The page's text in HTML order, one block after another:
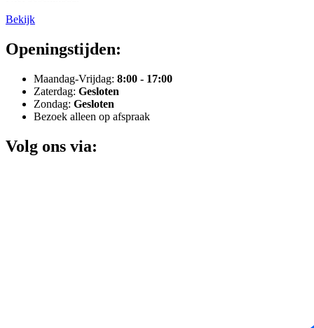
Bekijk
Openingstijden:
Maandag-Vrijdag: 8:00 - 17:00
Zaterdag: Gesloten
Zondag: Gesloten
Bezoek alleen op afspraak
Volg ons via: